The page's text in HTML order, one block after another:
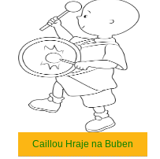
Caillou Hraje na Buben